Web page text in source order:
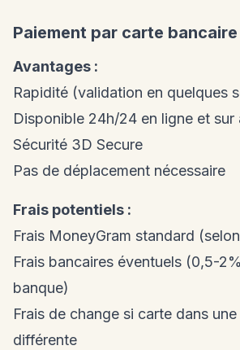
Paiement par carte bancaire
Avantages :
Rapidité (validation en quelques
Disponible 24h/24 en ligne et sur
Sécurité 3D Secure
Pas de déplacement nécessaire
Frais potentiels :
Frais MoneyGram standard
Frais bancaires éventuels (0,5-
banque)
Frais de change si carte dans
différente